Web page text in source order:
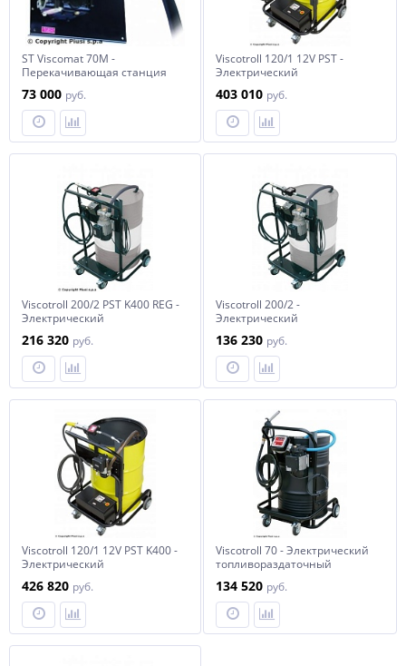
ST Viscomat 70M -
Перекачивающая станция
73 000 руб.
Viscotroll 120/1 12V PST -
Электрический
с реле давления
403 010 руб.
Viscotroll 200/2 PST K400 REG -
Электрический
комплекс
216 320 руб.
Viscotroll 200/2 -
Электрический
комплекс
136 230 руб.
Viscotroll 120/1 12V PST K400 -
Электрический
с реле давления
426 820 руб.
Viscotroll 70 - Электрический
топливораздаточный
пистолет
134 520 руб.